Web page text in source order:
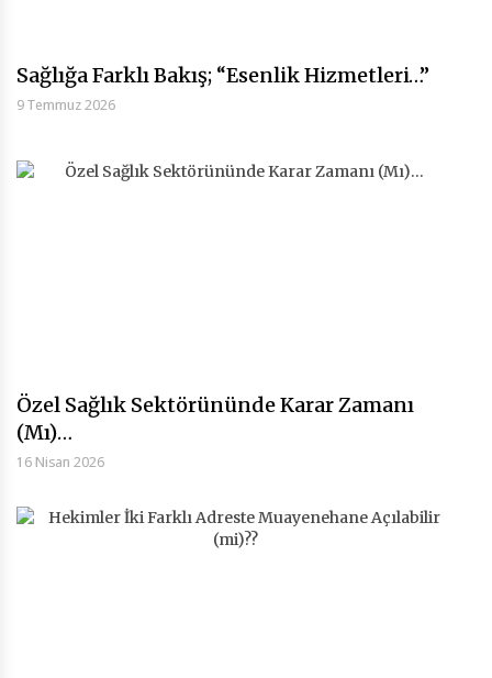
Sağlığa Farklı Bakış; “Esenlik Hizmetleri…”
9 Temmuz 2026
Özel Sağlık Sektörününde Karar Zamanı
(Mı)…
16 Nisan 2026